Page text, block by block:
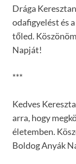
Drága
odafigyelést és
tőled.
Napját!
***
Kedves
arra, hogy
életemben.
Boldog Anyák